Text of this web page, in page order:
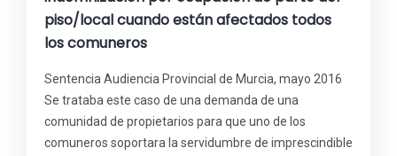
piso/local cuando están afectados todos
los comuneros
Sentencia Audiencia Provincial de Murcia, mayo 2016
Se trataba este caso de una demanda de una
comunidad de propietarios para que uno de los
comuneros soportara la servidumbre de imprescindible